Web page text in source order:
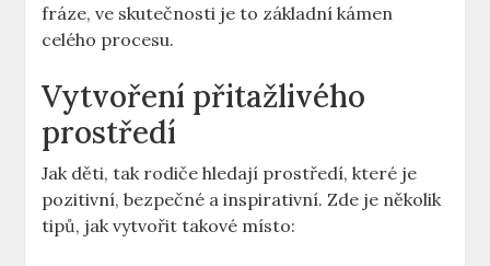
fráze, ve skutečnosti je to základní kámen
celého procesu.
Vytvoření přitažlivého
prostředí
Jak děti, tak rodiče hledají prostředí, které je
pozitivní, bezpečné a inspirativní. Zde je několik
tipů, jak vytvořit takové místo: